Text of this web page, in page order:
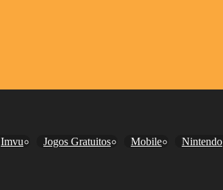
Imvu Jogos Gratuitos Mobile Nintendo